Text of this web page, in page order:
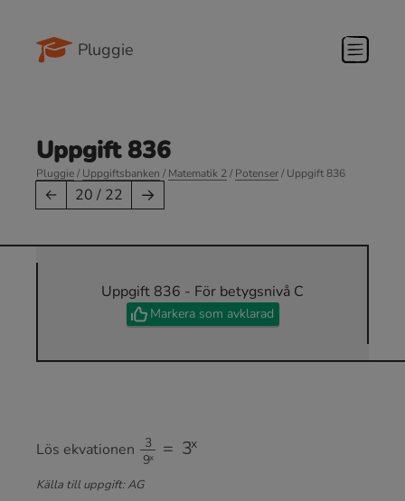
Pluggie
Uppgift 836
Pluggie/Uppgiftsbanken /Matematik 2/Potenser/ Uppgift 836
← 20 / 22 →
Uppgift 836 - För betygsnivå C
Markera som avklarad
Lös ekvationen
39 3x
Källa till uppgift: AG